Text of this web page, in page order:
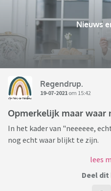
Nieuws
Regendrup.
19-07-2021 om 15:42
Opmerkelijk maar waar
In het kader van "neeeeee,
nog echt waar blijkt te zijn.
https://www.nu.nl/tech/
64-brengt-156-miljoen-Deel